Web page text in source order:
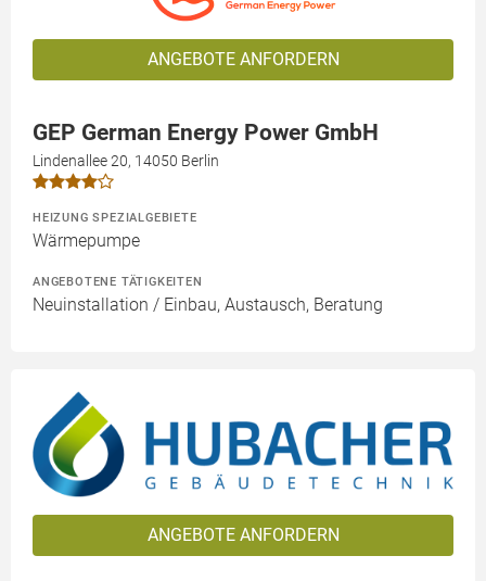
ANGEBOTE ANFORDERN
GEP German Energy Power GmbH
Lindenallee 20, 14050 Berlin
HEIZUNG SPEZIALGEBIETE
Wärmepumpe
ANGEBOTENE TÄTIGKEITEN
Neuinstallation / Einbau, Austausch, Beratung
ANGEBOTE ANFORDERN